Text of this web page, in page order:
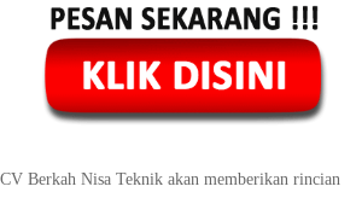
CV Berkah Nisa Teknik akan memberikan rincian